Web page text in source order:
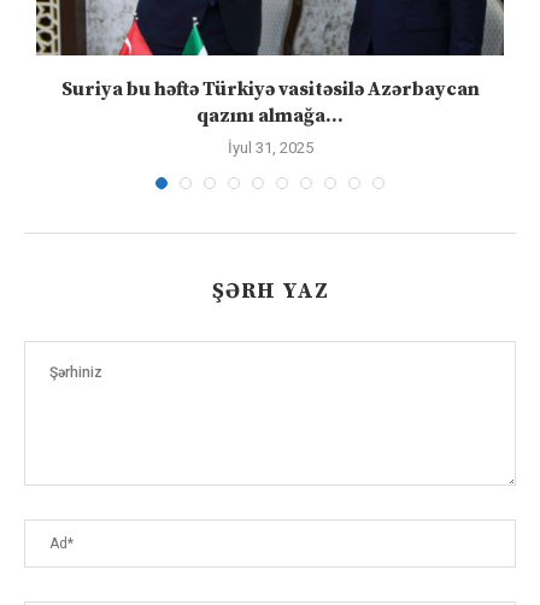
Suriya bu həftə Türkiyə vasitəsilə Azərbaycan
qazını almağa...
İyul 31, 2025
ŞƏRH YAZ